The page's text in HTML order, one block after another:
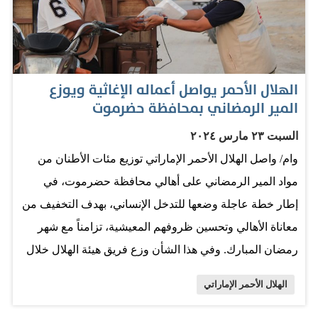
الهلال الأحمر يواصل أعماله الإغاثية ويوزع
المير الرمضاني بمحافظة حضرموت
السبت ٢٣ مارس ٢٠٢٤
وام/ واصل الهلال الأحمر الإماراتي توزيع مئات الأطنان من
مواد المير الرمضاني على أهالي محافظة حضرموت، في
إطار خطة عاجلة وضعها للتدخل الإنساني، بهدف التخفيف من
معاناة الأهالي وتحسين ظروفهم المعيشية، تزامناً مع شهر
رمضان المبارك. وفي هذا الشأن وزع فريق هيئة الهلال خلال
الهلال الأحمر الإماراتي